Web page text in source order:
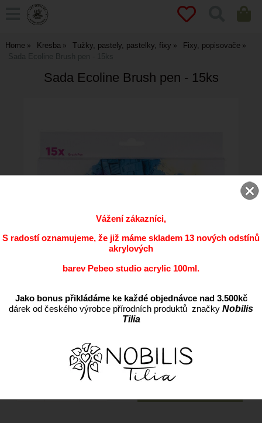
Home Kresba Tužky, pastely, pastelky, fixy
Fixy, popisovače
Sada Ecoline Brush pen - 15ks
Sada Ecoline Brush pen - 15ks
Vážení zákazníci,
S radostí oznamujeme, že již máme skladem 13 nových odstínů
akrylových
barev Pebeo studio acrylic 100ml.
Jako bonus přikládáme ke každé objednávce nad 3.500kč
dárek od českého výrobce přírodních produktů značky Nobilis
Tilia